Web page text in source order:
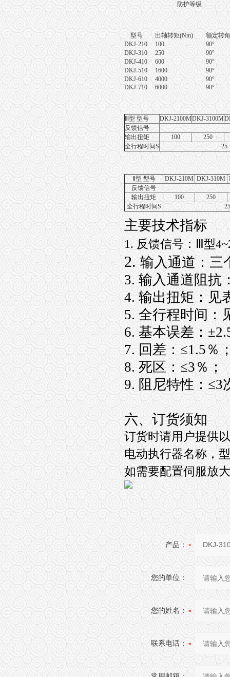
防护等级
型号 出轴转矩(Nm)
额定转角
DKJ-210
100
90°
DKJ-310
250
90°
DKJ-410
600
90°
DKJ-510
1600
90°
DKJ-610
4000
90°
DKJ-710
6000 90°
Ⅲ型 型号 DKJ-2100MDKJ-3100M
反馈信号
输出扭矩
100
250
全行程时间S
25
Ⅱ型 型号 DKJ-210M DKJ-310M
反馈信号
输出扭矩
100
250
全行程时间S
25
主要技术指标
1. 反馈信号：Ⅲ型
2. 输入通道：三
3. 输入通道阻抗
4. 输出扭矩：见
5. 全行程时间：
6. 基本误差：
7. 回差：≤1.5％
8. 死区：≤3％；
9. 阻尼特性：≤3
六、订货须知
订货时请用户提供
电动执行器名称，
如需要配置伺服放
产品：
您的单位：
您的姓名：
联系电话：